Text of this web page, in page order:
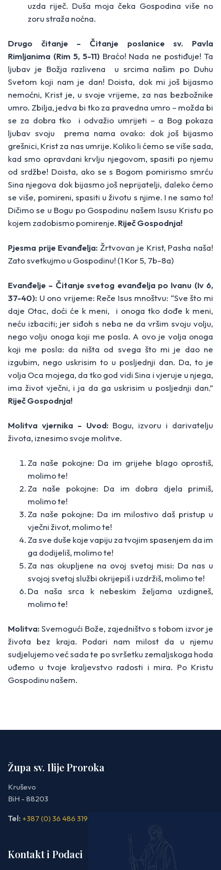
uzda riječ. Duša moja čeka Gospodina više no
zoru straža noćna.
Drugo čitanje – Čitanje poslanice sv. Pavla
Rimljanima (Rim 5, 5-11) Braćo! Nada ne postiđuje! Ta
ljubav je Božja razlivena u srcima našim po Duhu
Svetom koji nam je dan! Doista, dok mi još bijasmo
nemoćni, Krist je, u svoje vrijeme, za nas bezbožnike
umro. Zbilja, jedva bi tko za pravedna umro – možda bi
se za dobra tko i odvažio umrijeti – a Bog pokaza
ljubav svoju prema nama ovako: dok još bijasmo
grešnici, Krist za nas umrije. Koliko li ćemo se više sada,
kad smo opravdani krvlju njegovom, spasiti po njemu
od srdžbe! Doista, ako se s Bogom pomirismo smrću
Sina njegova dok bijasmo još neprijatelji, daleko ćemo
se više, pomireni, spasiti u životu s njime. I ne samo to!
Dičimo se u Bogu po Gospodinu našem Isusu Kristu po
kojem zadobismo pomirenje. Riječ Gospodnja!
Pjesma prije Evanđelja:Žrtvovan je Krist, Pasha naša!
Zato svetkujmo u Gospodinu! (1 Kor 5, 7b-8a)
Evanđelje – Čitanje svetog evanđelja po Ivanu (Iv 6,
37-40): U ono vrijeme: Reče Isus mnoštvu: “Sve što mi
daje Otac, doći će k meni, i onoga tko dođe k meni,
neću izbaciti; jer siđoh s neba ne da vršim svoju volju,
nego volju onoga koji me posla. A ovo je volja onoga
koji me posla: da ništa od svega što mi je dao ne
izgubim, nego uskrisim to u posljednji dan. Da, to je
volja Oca mojega, da tko god vidi Sina i vjeruje u njega,
ima život vječni, i ja da ga uskrisim u posljednji dan.”
Riječ Gospodnja!
Molitva vjernika – Uvod: Bogu, izvoru i darivatelju
života, iznesimo svoje molitve.
Za naše pokojne: Da im grijehe blago oprostiš,
molimo te!
Za naše pokojne: Da im dobra djela primiš,
molimo te!
Za naše pokojne: Da im milostivo daš pristup u
vječni život, molimo te!
Za sve duše koje vapiju za tvojim spasenjem da im
ga dodijeliš, molimo te!
Za nas okupljene na ovoj svetoj misi: Da nas u
svojoj svetoj službi okrijepiš i uzdržiš, molimo te!
Da naša srca k nebeskim željama uzdigneš,
molimo te!
Molitva:Svemogući Bože, zajedništvo s tobom izvor je
života bez kraja. Podari nam milost da u njemu
sudjelujemo već sada te po svršetku zemaljskoga hoda
uđemo u tvoje kraljevstvo radosti i mira. Po Kristu
Gospodinu našem.
Župa sv. Ilije Proroka
Kruševo
BiH - 88203
Tel: +387 (0) 36 486 319
Kontakt i Podaci